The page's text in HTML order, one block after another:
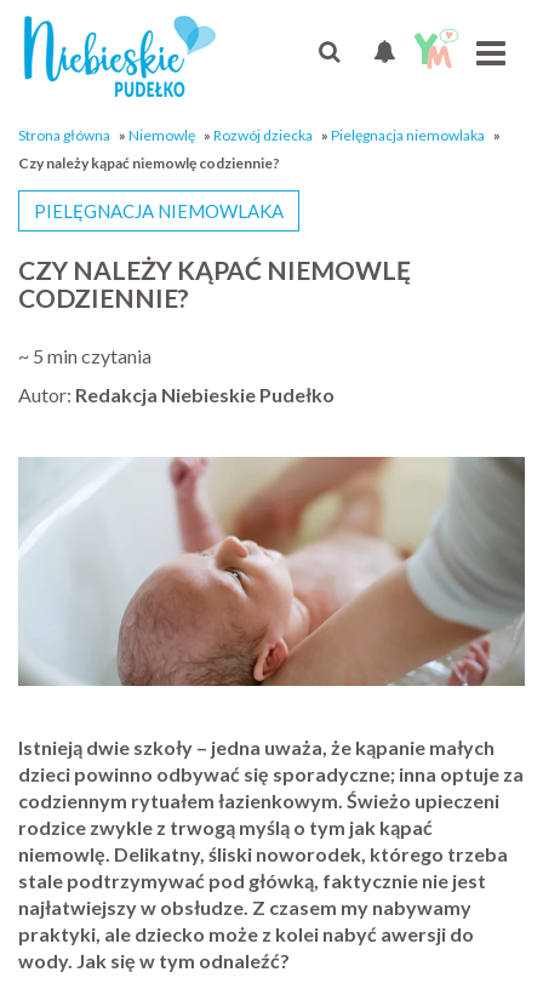
Strona główna » Niemowlę » Rozwój dziecka » Pielęgnacja niemowlaka »
Czy należy kąpać niemowlę codziennie?
CZY NALEŻY KĄPAĆ NIEMOWLĘ
CODZIENNIE?
PIELĘGNACJA NIEMOWLAKA
~ 5 min czytania
Autor: Redakcja Niebieskie Pudełko
Istnieją dwie szkoły – jedna uważa, że kąpanie małych
dzieci powinno odbywać się sporadyczne; inna optuje za
codziennym rytuałem łazienkowym. Świeżo upieczeni
rodzice zwykle z trwogą myślą o tym jak kąpać
niemowlę. Delikatny, śliski noworodek, którego trzeba
stale podtrzymywać pod główką, faktycznie nie jest
najłatwiejszy w obsłudze. Z czasem my nabywamy
praktyki, ale dziecko może z kolei nabyć awersji do
wody. Jak się w tym odnaleźć?